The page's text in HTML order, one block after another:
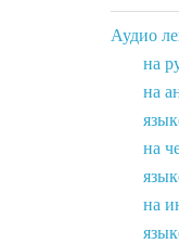
Аудио
на
на
на
на